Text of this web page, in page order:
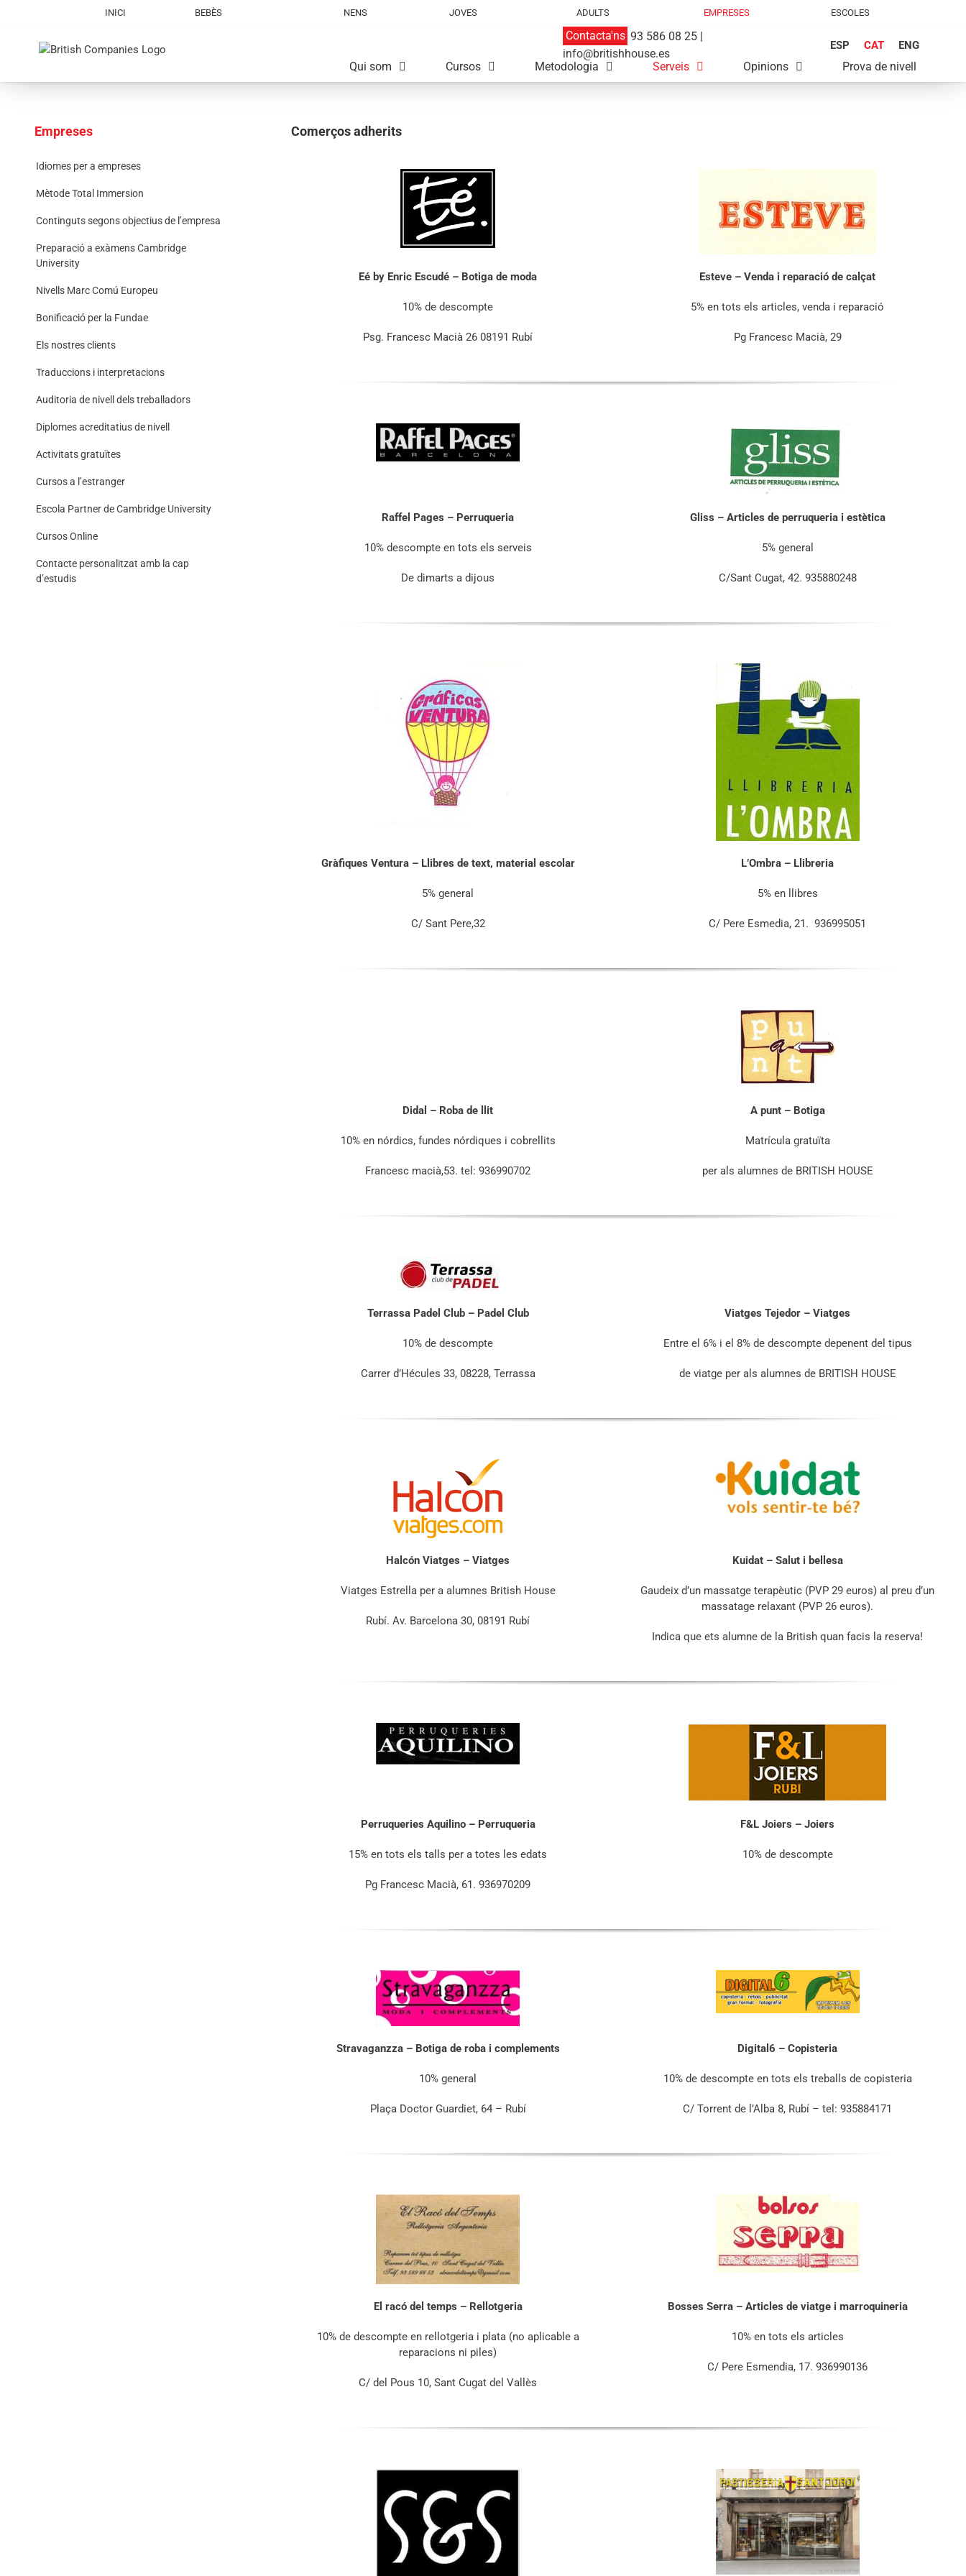
INICI BEBÈS NENS JOVES ADULTS EMPRESES ESCOLES
ESP CAT ENG
Contacta'ns 93 586 08 25 |
info@britishhouse.es
Qui som
Cursos Metodologia Serveis Opinions Prova de nivell
Comerços adherits
Eé by Enric Escudé – Botiga de moda
10% de descompte
Psg. Francesc Macià 26 08191 Rubí
Esteve – Venda i reparació de calçat
5% en tots els articles, venda i reparació
Pg Francesc Macià, 29
Raffel Pages – Perruqueria
10% descompte en tots els serveis
De dimarts a dijous
Gliss – Articles de perruqueria i estètica
5% general
C/Sant Cugat, 42. 935880248
Gràfiques Ventura – Llibres de text, material escolar
5% general
C/ Sant Pere,32
L’Ombra – Llibreria
5% en llibres
C/ Pere Esmedia, 21. 936995051
Didal – Roba de llit
10% en nórdics, fundes nórdiques i cobrellits
Francesc macià,53. tel: 936990702
A punt – Botiga
Matrícula gratuïta
per als alumnes de BRITISH HOUSE
Terrassa Padel Club – Padel Club
10% de descompte
Carrer d’Hécules 33, 08228, Terrassa
Viatges Tejedor – Viatges
Entre el 6% i el 8% de descompte depenent del tipus
de viatge per als alumnes de BRITISH HOUSE
Halcón Viatges – Viatges
Viatges Estrella per a alumnes British House
Rubí. Av. Barcelona 30, 08191 Rubí
Kuidat – Salut i bellesa
Gaudeix d’un massatge terapèutic (PVP 29 euros) al preu d’un
massatage relaxant (PVP 26 euros).
Indica que ets alumne de la British quan facis la reserva!
Perruqueries Aquilino – Perruqueria
15% en tots els talls per a totes les edats
Pg Francesc Macià, 61. 936970209
F&L Joiers – Joiers
10% de descompte
Stravaganzza – Botiga de roba i complements
10% general
Plaça Doctor Guardiet, 64 – Rubí
Digital6 – Copisteria
10% de descompte en tots els treballs de copisteria
C/ Torrent de l’Alba 8, Rubí – tel: 935884171
El racó del temps – Rellotgeria
10% de descompte en rellotgeria i plata (no aplicable a
reparacions ni piles)
C/ del Pous 10, Sant Cugat del Vallès
Bosses Serra – Articles de viatge i marroquineria
10% en tots els articles
C/ Pere Esmendia, 17. 936990136
Empreses
Idiomes per a empreses
Mètode Total Immersion
Continguts segons objectius de l’empresa
Preparació a exàmens Cambridge
University
Nivells Marc Comú Europeu
Bonificació per la Fundae
Els nostres clients
Traduccions i interpretacions
Auditoria de nivell dels treballadors
Diplomes acreditatius de nivell
Activitats gratuïtes
Cursos a l’estranger
Escola Partner de Cambridge University
Cursos Online
Contacte personalitzat amb la cap
d’estudis